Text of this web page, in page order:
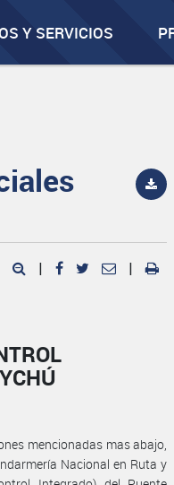
Y SERVICIOS
| |
mencionadas mas abajo,
Nacional en Ruta y